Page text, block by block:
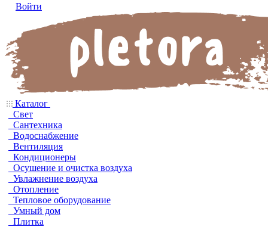
Войти
Каталог
Свет
Сантехника
Водоснабжение
Вентиляция
Кондиционеры
Осушение и очистка воздуха
Увлажнение воздуха
Отопление
Тепловое оборудование
Умный дом
Плитка